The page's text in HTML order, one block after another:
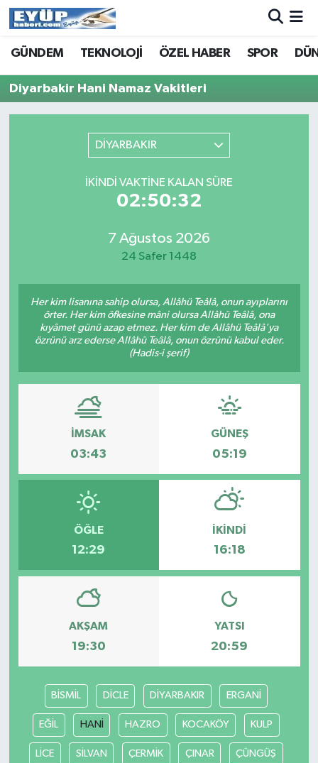
GÜNDEM TEKNOLOJİ ÖZEL HABER SPOR
Diyarbakir Hani Namaz Vakitleri
DİYARBAKIR
İKINDI VAKTINE KALAN SÜRE
02:50:32
7 Ağustos 2026
24 Safer 1448
Her kim lisanına sahip olursa, Allâhü Teâlâ, onun ayıplarını
örter. Her kim öfkesine mâni olursa Allâhü Teâlâ, ona
kıyâmet günü azap etmez. Her kim de Allâhü Teâlâ'ya
özrünü arz ederse Allâhü Teâlâ, onun özrünü kabul eder.
(Hadis-i şerif)
İMSAK
03:43
GÜNEŞ
05:19
ÖĞLE
12:29
İKINDI
16:18
AKŞAM
19:30
YATSI
20:59
BİSMİL DİCLE DİYARBAKIR ERGANİ
EĞİL HANİ HAZRO KOCAKÖY KULP
LİCE SİLVAN ÇERMİK ÇINAR ÇÜNGÜŞ